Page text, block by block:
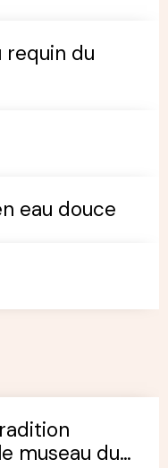
requin du
eau douce
museau du